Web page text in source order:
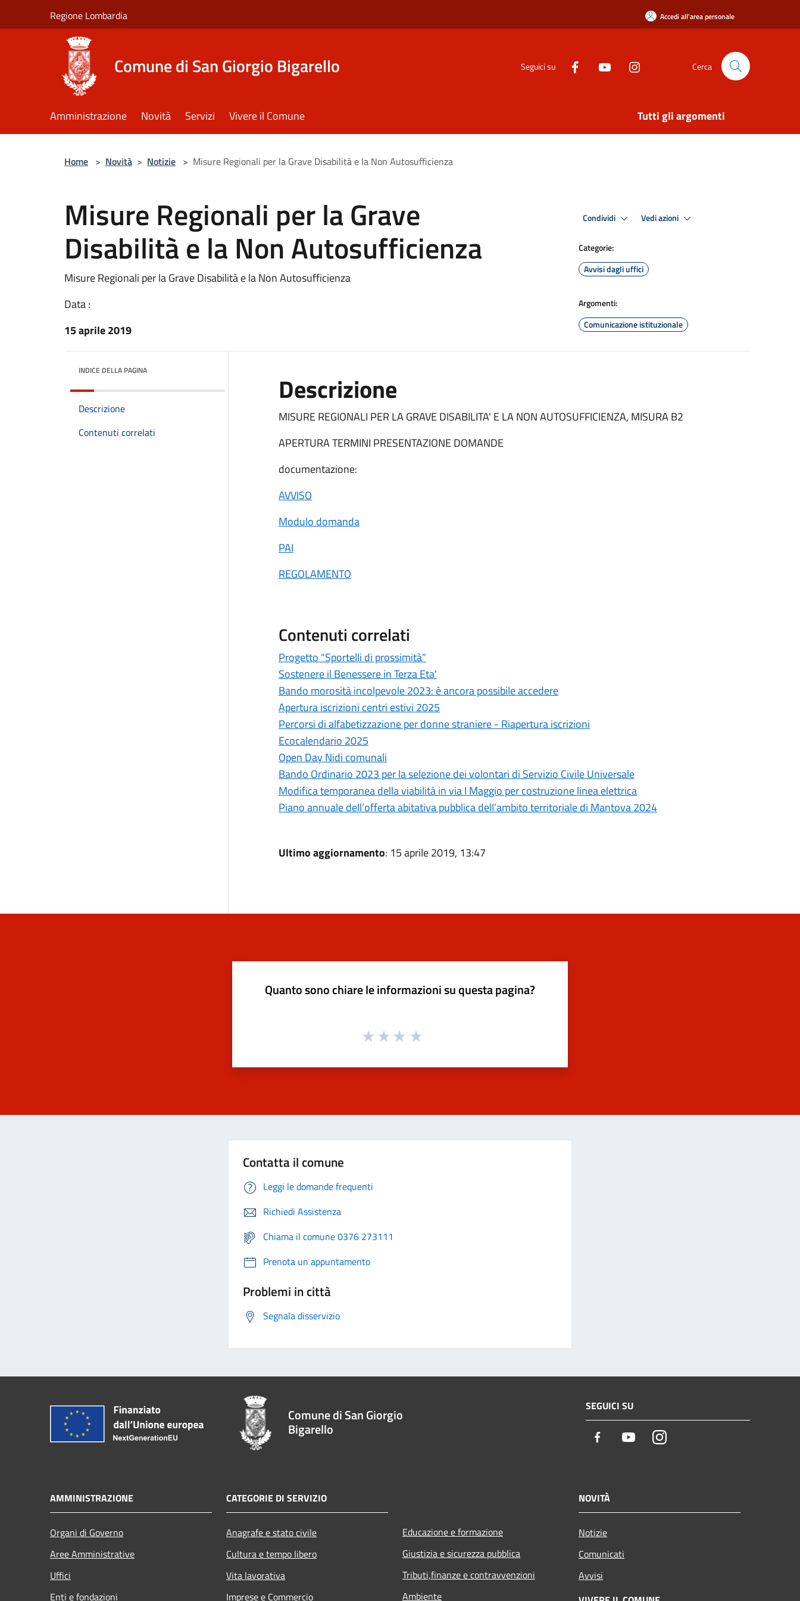
Regione Lombardia Accedi all'area personale
Comune di San Giorgio Bigarello Seguici su Cerca
Amministrazione Novità Servizi Vivere il Comune Tutti gli argomenti
Home > Novità > Notizie > Misure Regionali per la Grave Disabilità e la Non Autosufficienza
Misure Regionali per la Grave
Disabilità e la Non Autosufficienza
Misure Regionali per la Grave Disabilità e la Non Autosufficienza
Data :
15 aprile 2019
Condividi Vedi azioni
Categorie:
Avvisi dagli uffici
Argomenti:
Comunicazione istituzionale
INDICE DELLA PAGINA
Descrizione
Contenuti correlati
Descrizione
MISURE REGIONALI PER LA GRAVE DISABILITA' E LA NON AUTOSUFFICIENZA, MISURA B2
APERTURA TERMINI PRESENTAZIONE DOMANDE
documentazione:
AVVISO
Modulo domanda
PAI
REGOLAMENTO
Contenuti correlati
Progetto "Sportelli di prossimità"
Sostenere il Benessere in Terza Eta'
Bando morosità incolpevole 2023: è ancora possibile accedere
Apertura iscrizioni centri estivi 2025
Percorsi di alfabetizzazione per donne straniere - Riapertura iscrizioni
Ecocalendario 2025
Open Day Nidi comunali
Bando Ordinario 2023 per la selezione dei volontari di Servizio Civile Universale
Modifica temporanea della viabilità in via I Maggio per costruzione linea elettrica
Piano annuale dell’offerta abitativa pubblica dell’ambito territoriale di Mantova 2024
Ultimo aggiornamento: 15 aprile 2019, 13:47
Quanto sono chiare le informazioni su questa pagina?
Contatta il comune
Leggi le domande frequenti
Richiedi Assistenza
Chiama il comune 0376 273111
Prenota un appuntamento
Problemi in città
Segnala disservizio
Comune di San Giorgio
Bigarello
SEGUICI SU
Facebook YoutubeInstagram
AMMINISTRAZIONE
Organi di Governo
Aree Amministrative
Uffici
Enti e fondazioni
CATEGORIE DI SERVIZIO
Anagrafe e stato civile
Cultura e tempo libero
Vita lavorativa
Imprese e Commercio
Educazione e formazione
Giustizia e sicurezza pubblica
Tributi,finanze e contravvenzioni
Ambiente
NOVITÀ
Notizie
Comunicati
Avvisi